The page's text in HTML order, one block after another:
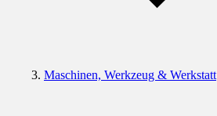
Maschinen, Werkzeug & Werkstatt